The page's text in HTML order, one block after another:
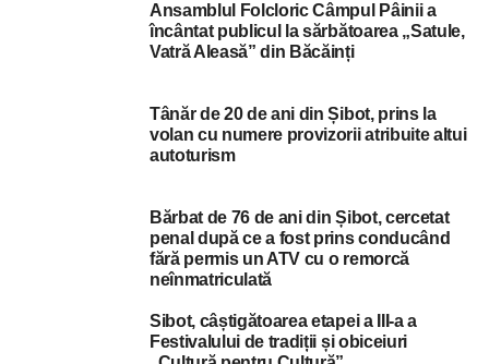
Ansamblul Folcloric Câmpul Pâinii a
încântat publicul la sărbătoarea „Satule,
Vatră Aleasă” din Băcăinți
Tânăr de 20 de ani din Șibot, prins la
volan cu numere provizorii atribuite altui
autoturism
Bărbat de 76 de ani din Șibot, cercetat
penal după ce a fost prins conducând
fără permis un ATV cu o remorcă
neînmatriculată
Sibot, câștigătoarea etapei a III-a a
Festivalului de tradiții și obiceiuri